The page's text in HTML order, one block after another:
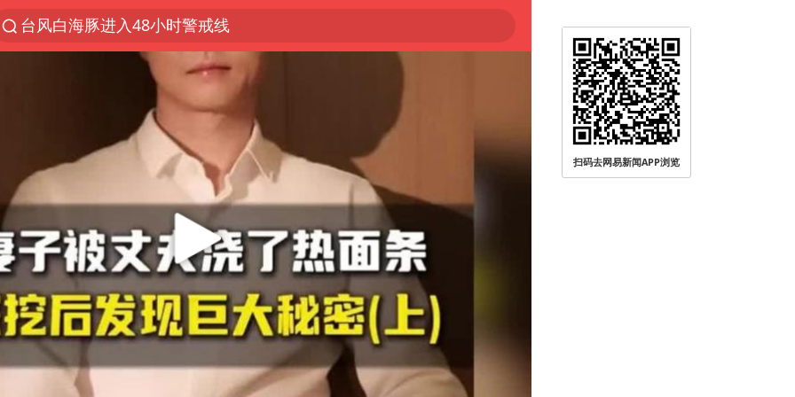
台风白海豚进入48小时警戒线
以“新”破局 首发经济点亮城市消费活力
佛得角门将亮相智利俱乐部主场
中方回应是否在太平洋海底开采稀土
宇树科技发行价格150.80元/股
看守所辅警收受10万获刑1年
宇树科技王兴兴身家有望超200亿元
五粮液渠道价一箱上涨近百元
CIA被曝已秘密设立古巴工作组
U17国足1分钟轰2球
泰国一女公务员妆容引争议 本人回应
扫码去网易新闻APP浏览